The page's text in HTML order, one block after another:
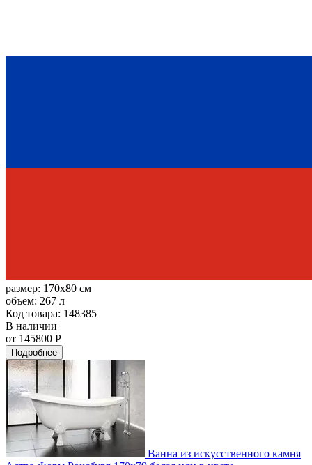
размер: 170x80 см
объем: 267 л
Код товара: 148385
В наличии
от 145800 Р
Подробнее
Ванна из искусственного камня